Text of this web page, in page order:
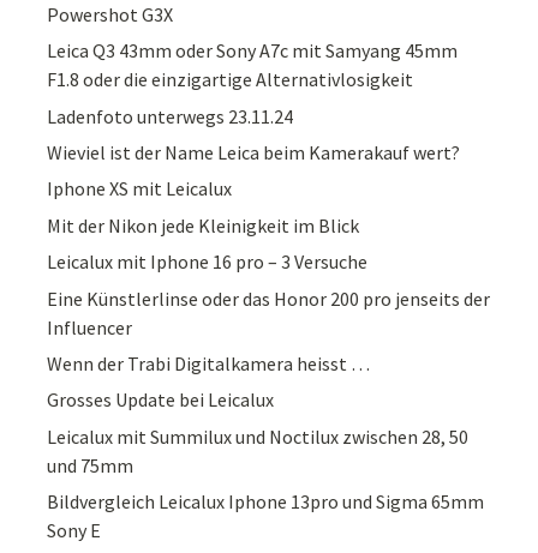
Powershot G3X
Leica Q3 43mm oder Sony A7c mit Samyang 45mm
F1.8 oder die einzigartige Alternativlosigkeit
Ladenfoto unterwegs 23.11.24
Wieviel ist der Name Leica beim Kamerakauf wert?
Iphone XS mit Leicalux
Mit der Nikon jede Kleinigkeit im Blick
Leicalux mit Iphone 16 pro – 3 Versuche
Eine Künstlerlinse oder das Honor 200 pro jenseits der
Influencer
Wenn der Trabi Digitalkamera heisst …
Grosses Update bei Leicalux
Leicalux mit Summilux und Noctilux zwischen 28, 50
und 75mm
Bildvergleich Leicalux Iphone 13pro und Sigma 65mm
Sony E